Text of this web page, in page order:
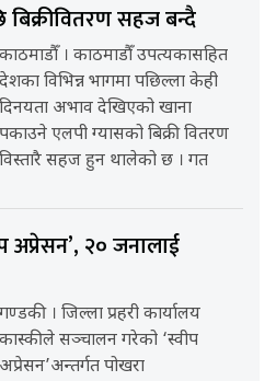
सहज बन्दै
काठमाडौँ । काठमाडौँ उपत्यकासहित
देशका विभिन्न भागमा पछिल्ला केही
दिनयता अभाव देखिएको खाना
पकाउने एलपी ग्यासको बिक्री वितरण
विस्तारै सहज हुन थालेको छ । गत
अप्रेसन’, २० जनालाई
गण्डकी । जिल्ला प्रहरी कार्यालय
कास्कीले सञ्चालन गरेको ‘स्वीप
अप्रेसन’अन्तर्गत पोखरा